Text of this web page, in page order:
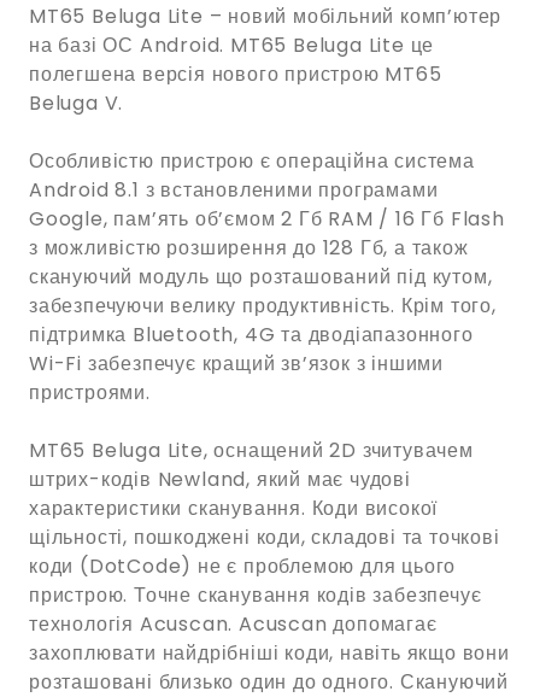
MT65 Beluga Lite – новий мобільний комп’ютер
на базі ОС Android. MT65 Beluga Lite це
полегшена версія нового пристрою MT65
Beluga V.
Особливістю пристрою є операційна система
Android 8.1 з встановленими програмами
Google, пам’ять об’ємом 2 Гб RAM / 16 Гб Flash
з можливістю розширення до 128 Гб, а також
скануючий модуль що розташований під кутом,
забезпечуючи велику продуктивність. Крім того,
підтримка Bluetooth, 4G та дводіапазонного
Wi-Fi забезпечує кращий зв’язок з іншими
пристроями.
MT65 Beluga Lite, оснащений 2D зчитувачем
штрих-кодів Newland, який має чудові
характеристики сканування. Коди високої
щільності, пошкоджені коди, складові та точкові
коди (DotCode) не є проблемою для цього
пристрою. Точне сканування кодів забезпечує
технологія Acuscan. Acuscan допомагає
захоплювати найдрібніші коди, навіть якщо вони
розташовані близько один до одного. Скануючий